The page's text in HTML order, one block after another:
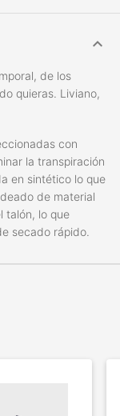
de los
quieras. Liviano,
con
la transpiración
en sintético lo que
de material
talón, lo que
secado rápido.